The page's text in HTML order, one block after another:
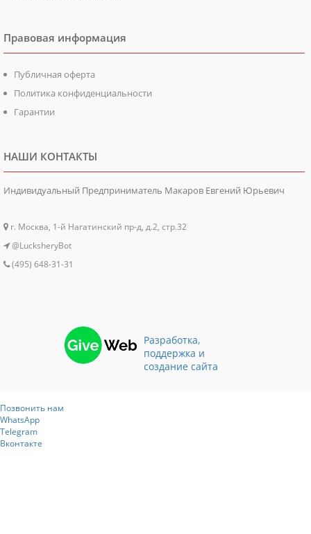
Правовая информация
Публичная оферта
Политика конфиденциальности
Гарантии
НАШИ КОНТАКТЫ
Индивидуальный Предприниматель Макаров Евгений Юрьевич
г. Москва, 1-й Нагатинский пр-д, д.2, стр.32
@LucksheryBot
(495) 648-31-31
Разработка,
поддержка и
создание сайта
Позвонить нам
WhatsApp
Telegram
Вконтакте